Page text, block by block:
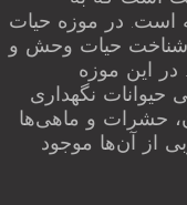
است. در موزه حیات
شناخت حیات وحش و
این موزه
حیوانات نگهداری
حشرات و ماهی‌ها
از آن‌ها موجود